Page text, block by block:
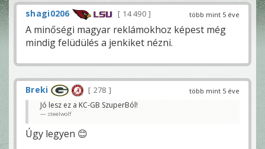
több mint 5 éve
shagi0206 14 490
A minőségi magyar reklámokhoz képest még
mindig felüdülés a jenkiket nézni.
több mint 5 éve
Breki
278
Jó lesz ez a KC-GB SzuperBól!
steelwolf
Úgy legyen 😊